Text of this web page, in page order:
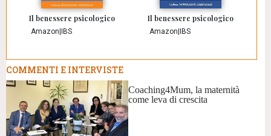
Il benessere psicologico
Amazon IBS
Il benessere psicologico
Amazon IBS
COMMENTI E INTERVISTE
Coaching4Mum, la maternità
come leva di crescita